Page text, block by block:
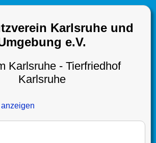
Karlsruhe und
e.V.
Karlsruhe - Tierfriedhof
Karlsruhe
anzeigen